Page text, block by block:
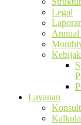
Legal
Annual
Layanan